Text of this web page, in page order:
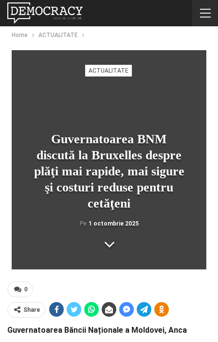
Home ACTUALITATE
ACTUALITATE
Guvernatoarea BNM
discută la Bruxelles despre
plăţi mai rapide, mai sigure
şi costuri reduse pentru
cetăţeni
Pe 1 octombrie 2025
0
Share
Guvernatoarea Băncii Naționale a Moldovei, Anca